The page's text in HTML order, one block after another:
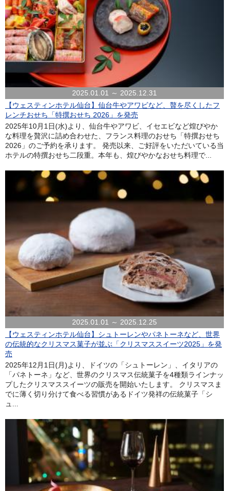
2025.01.01 ～ 2025.12.31
【ウェスティンホテル仙台】仙台牛やアワビなど、贅を尽くしたフ
レンチおせち「特撰おせち 2026」を発売
2025年10月1日(水)より、仙台牛やアワビ、イセエビなど煌びやか
な料理を贅沢に詰め合わせた、フランス料理のおせち「特撰おせち
2026」のご予約を承ります。 発売以来、ご好評をいただいている当
ホテルの特撰おせち二段重。本年も、煌びやかなおせち料理で...
2025.01.01 ～ 2025.12.25
【ウェスティンホテル仙台】シュトーレンやパネトーネなど、世界
の伝統的なクリスマス菓子が並ぶ「クリスマススイーツ2025」を発
売
2025年12月1日(月)より、ドイツの「シュトーレン」、イタリアの
「パネトーネ」など、世界のクリスマス伝統菓子を4種類ラインナッ
プしたクリスマススイーツの販売を開始いたします。 クリスマスま
でに薄く切り分けて食べる習慣があるドイツ発祥の伝統菓子「シ
ュ...